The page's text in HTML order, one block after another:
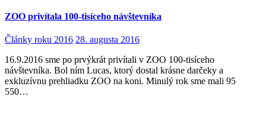
ZOO privítala 100-tisíceho návštevníka
Články roku 2016 28. augusta 2016
16.9.2016 sme po prvýkrát privítali v ZOO 100-tisíceho
návštevníka. Bol ním Lucas, ktorý dostal krásne darčeky a
exkluzívnu prehliadku ZOO na koni. Minulý rok sme mali 95
550…